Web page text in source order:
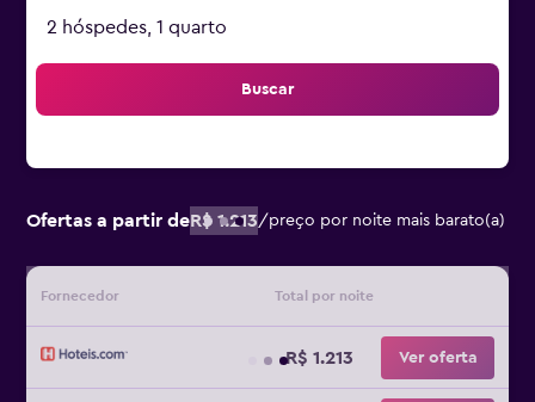
2 hóspedes, 1 quarto
Buscar
Ofertas a partir deR$ 1.213/preço por noite mais barato(a)
Fornecedor Total por noite
R$ 1.213 Ver oferta